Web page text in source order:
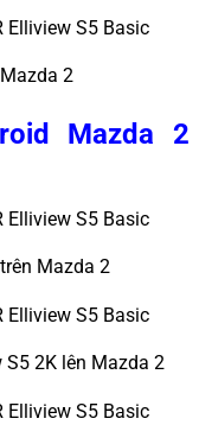
2
Mazda 2
Mazda 2
2K lên Mazda 2